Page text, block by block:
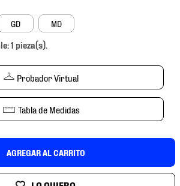
GD MD
1 pieza(s).
Probador Virtual
Tabla de Medidas
AGREGAR AL CARRITO